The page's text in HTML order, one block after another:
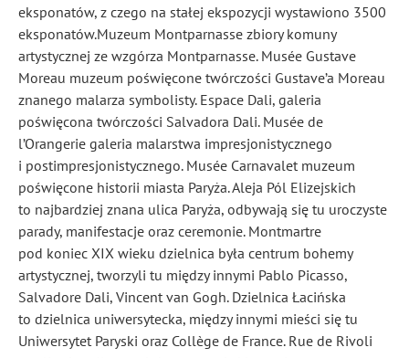
eksponatów, z czego na stałej ekspozycji wystawiono 3500
eksponatów.Muzeum Montparnasse zbiory komuny
artystycznej ze wzgórza Montparnasse. Musée Gustave
Moreau muzeum poświęcone twórczości Gustave’a Moreau
znanego malarza symbolisty. Espace Dali, galeria
poświęcona twórczości Salvadora Dali. Musée de
l’Orangerie galeria malarstwa impresjonistycznego
i postimpresjonistycznego. Musée Carnavalet muzeum
poświęcone historii miasta Paryża. Aleja Pól Elizejskich
to najbardziej znana ulica Paryża, odbywają się tu uroczyste
parady, manifestacje oraz ceremonie. Montmartre
pod koniec XIX wieku dzielnica była centrum bohemy
artystycznej, tworzyli tu między innymi Pablo Picasso,
Salvadore Dali, Vincent van Gogh. Dzielnica Łacińska
to dzielnica uniwersytecka, między innymi mieści się tu
Uniwersytet Paryski oraz Collège de France. Rue de Rivoli